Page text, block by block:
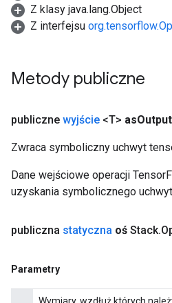
Z klasy java.lang.Object
Z interfejsu
Metody publiczne
publiczne wyjście <T> asOutput
Zwraca symboliczny uchwyt
Dane wejściowe operacji
uzyskania symbolicznego
publiczna statyczna oś Stack.
Parametry